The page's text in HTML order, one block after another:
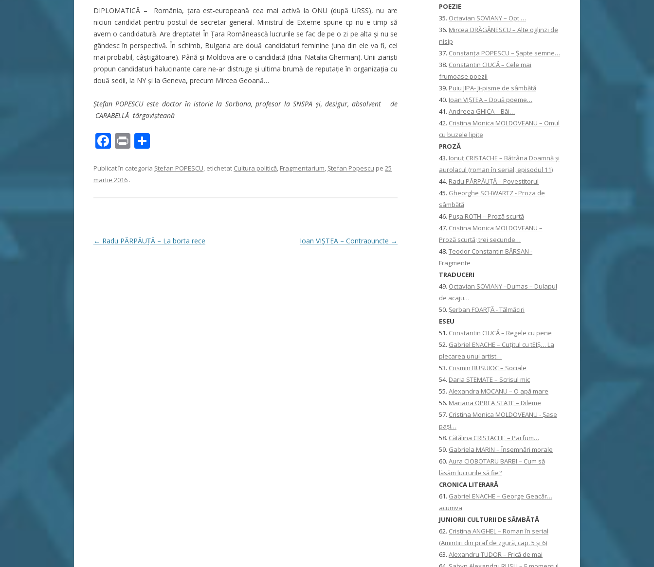
DIPLOMATICĂ – România, țara est-europeană cea mai activă la ONU (după URSS), nu are
niciun candidat pentru postul de secretar general. Ministrul de Externe spune cp nu e timp să
avem o candidatură. Are dreptate! În Țara Românească lucrurile se fac de pe o zi pe alta și nu se
gândesc în perspectivă. În schimb, Bulgaria are două candidaturi feminine (una din ele va fi, cel
mai probabil, câștigătoare). Până și Moldova are o candidată (dna. Natalia Gherman). Unii ziariști
propun candidaturi halucinante care ne-ar distruge și ultima brumă de reputație în organizația cu
două sedii, la NY și la Geneva, precum Mircea Geoană…
Ștefan POPESCU este doctor în istorie la Sorbona, profesor la SNSPA și, desigur, absolvent de
CARABELLĂ târgovișteană
F
e
b
k
Pr
t ta
Publicat în categoria Ştefan POPESCU, etichetat Cultura politică, Fragmentarium,Ştefan Popescu pe 25
martie 2016 .
Navigare
← Radu PĂRPĂUȚĂ – La borta rece Ioan VIȘTEA – Contrapuncte →
POEZIE
35. Octavian SOVIANY – Opt …
36. Mircea DRĂGĂNESCU – Alte oglinzi de
nisip
37. Constanţa POPESCU – Șapte semne…
38. Constantin CIUCĂ – Cele mai
frumoase poezii
39. Puiu JIPA- Ji-pisme de sâmbătă
40. Ioan VIȘTEA – Două poeme…
41. Andreea GHICA – Băi…
42. Cristina Monica MOLDOVEANU – Omul
cu buzele lipite
PROZĂ
43. Ionuţ CRISTACHE – Bătrâna Doamnă și
aurolacul (roman în serial, episodul 11)
44. Radu PĂRPĂUȚĂ – Povestitorul
45. Gheorghe SCHWARTZ - Proza de
sâmbătă
46. Pușa ROTH – Proză scurtă
47. Cristina Monica MOLDOVEANU –
Proză scurtă; trei secunde…
48. Teodor Constantin BÂRSAN -
Fragmente
TRADUCERI
49. Octavian SOVIANY –Dumas – Dulapul
de acaju…
50. Șerban FOARȚĂ - Tălmăciri
ESEU
51. Constantin CIUCĂ – Regele cu pene
52. Gabriel ENACHE – Cuțitul cu tEIȘ… La
plecarea unui artist…
53. Cosmin BUSUIOC – Sociale
54. Daria STEMATE – Scrisul mic
55. Alexandra MOCANU – O apă mare
56. Mariana OPREA STATE – Dileme
57. Cristina Monica MOLDOVEANU - Șase
pași…
58. Cătălina CRISTACHE – Parfum…
59. Gabriela MARIN – Însemnări morale
60. Aura CIOBOTARU BARBI – Cum să
lăsăm lucrurile să fie?
CRONICA LITERARĂ
61. Gabriel ENACHE – George Geacăr…
acumva
JUNIORII CULTURII DE SÂMBĂTĂ
62. Cristina ANGHEL – Roman în serial
(Amintiri din praf de zgură, cap. 5 și 6)
63. Alexandru TUDOR – Frică de mai